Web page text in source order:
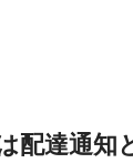
配達通知